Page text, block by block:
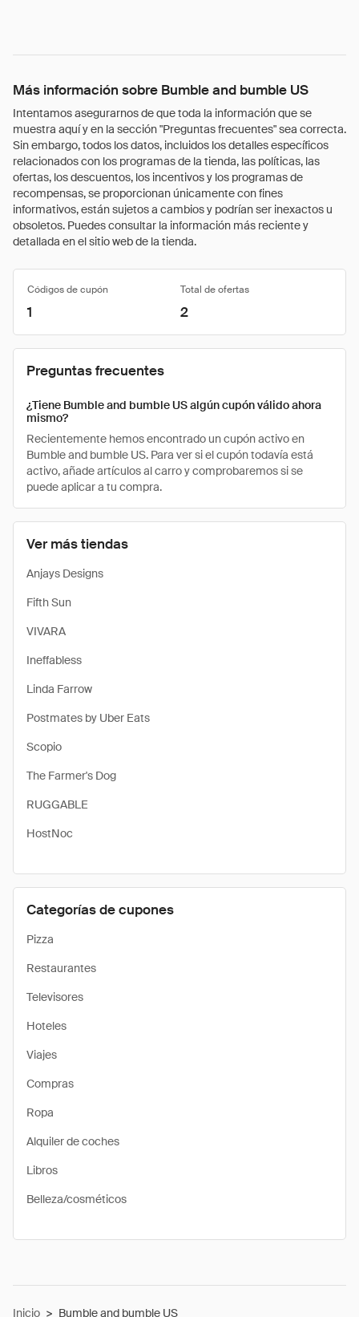
Más información sobre Bumble and bumble US
Intentamos asegurarnos de que toda la información que se
muestra aquí y en la sección "Preguntas frecuentes" sea correcta.
Sin embargo, todos los datos, incluidos los detalles específicos
relacionados con los programas de la tienda, las políticas, las
ofertas, los descuentos, los incentivos y los programas de
recompensas, se proporcionan únicamente con fines
informativos, están sujetos a cambios y podrían ser inexactos u
obsoletos. Puedes consultar la información más reciente y
detallada en el sitio web de la tienda.
Ver más tiendas
Anjays Designs
Fifth Sun
VIVARA
Ineffabless
Linda Farrow
Postmates by Uber Eats
Scopio
The Farmer's Dog
RUGGABLE
HostNoc
Categorías de cupones
Pizza
Restaurantes
Televisores
Hoteles
Viajes
Compras
Ropa
Alquiler de coches
Libros
Belleza/cosméticos
Códigos de cupón Total de ofertas
1 2
Preguntas frecuentes
¿Tiene Bumble and bumble US algún cupón válido ahora
mismo?
Recientemente hemos encontrado un cupón activo en
Bumble and bumble US. Para ver si el cupón todavía está
activo, añade artículos al carro y comprobaremos si se
puede aplicar a tu compra.
Inicio > Bumble and bumble US